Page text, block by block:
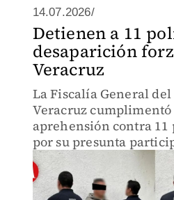
14.07.2026/
Detienen a 11
desaparición
Veracruz
La Fiscalía General del
Veracruz cumplimentó
aprehensión contra 11
por su presunta
desapariciones
durante el operativo
Coatzacoalcos en 2015.